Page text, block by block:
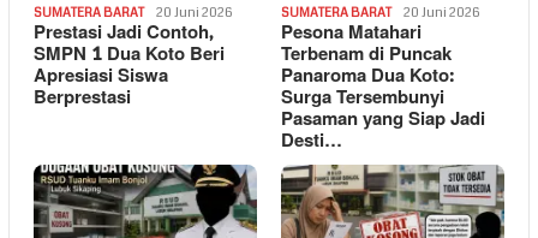
SUMATERA BARAT 20 Juni 2026
Prestasi Jadi Contoh,
SMPN 1 Dua Koto Beri
Apresiasi Siswa
Berprestasi
SUMATERA BARAT 20 Juni 2026
Pesona Matahari
Terbenam di Puncak
Panaroma Dua Koto:
Surga Tersembunyi
Pasaman yang Siap Jadi
Desti…